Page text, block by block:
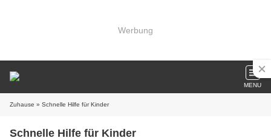
Werbung
MENU
Zuhause » Schnelle Hilfe für Kinder
Schnelle Hilfe für Kinder